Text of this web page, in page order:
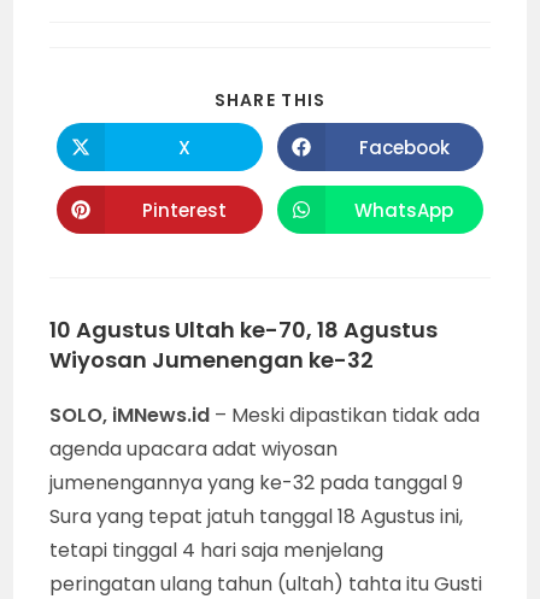
SHARE THIS
Opens
in
a
new
window
X Opens
in
a
new
window
Facebook
Opens
in
Pinterest Opens
in
WhatsApp
10 Agustus Ultah ke-70, 18 Agustus
Wiyosan Jumenengan ke-32
SOLO, iMNews.id – Meski dipastikan tidak ada
agenda upacara adat wiyosan
jumenengannya yang ke-32 pada tanggal 9
Sura yang tepat jatuh tanggal 18 Agustus ini,
tetapi tinggal 4 hari saja menjelang
peringatan ulang tahun (ultah) tahta itu Gusti